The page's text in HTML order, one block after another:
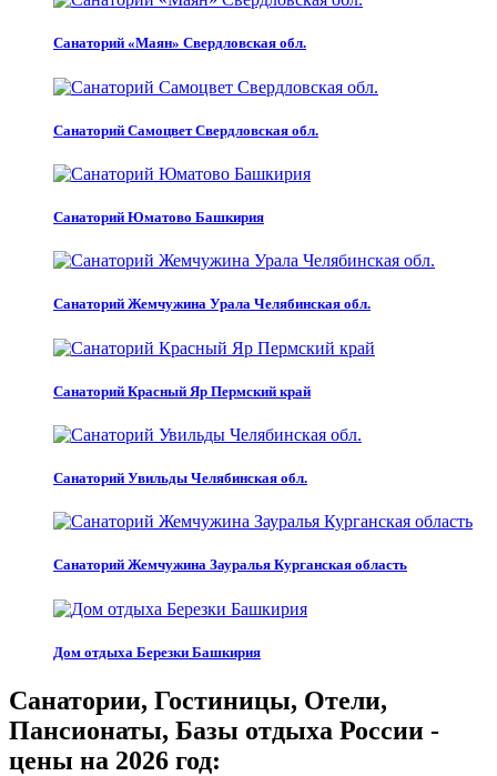
Санаторий «Маян» Свердловская обл.
Санаторий Самоцвет Свердловская обл.
Санаторий Юматово Башкирия
Санаторий Жемчужина Урала Челябинская обл.
Санаторий Красный Яр Пермский край
Санаторий Увильды Челябинская обл.
Санаторий Жемчужина Зауралья Курганская область
Дом отдыха Березки Башкирия
Санатории, Гостиницы, Отели,
Пансионаты, Базы отдыха России -
цены на 2026 год: